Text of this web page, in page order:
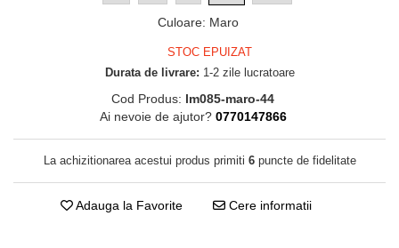
Culoare: Maro
STOC EPUIZAT
Durata de livrare: 1-2 zile lucratoare
Cod Produs: lm085-maro-44
Ai nevoie de ajutor? 0770147866
La achizitionarea acestui produs primiti 6puncte de fidelitate
Adauga la Favorite Cere informatii